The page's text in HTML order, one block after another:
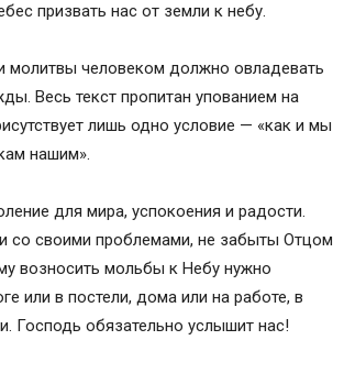
призвать нас от земли к небу.
молитвы человеком должно овладевать
Весь текст пропитан упованием на
лишь одно условие — «как и мы
нашим».
для мира, успокоения и радости.
своими проблемами, не забыты Отцом
возносить мольбы к Небу нужно
или в постели, дома или на работе, в
Господь обязательно услышит нас!